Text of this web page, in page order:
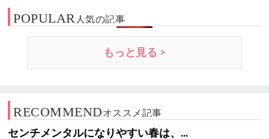
POPULAR人気の記事
もっと見る >
RECOMMENDオススメ記事
センチメンタルになりやすい春は、...